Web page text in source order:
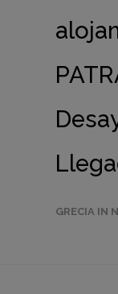
GRECIA IN